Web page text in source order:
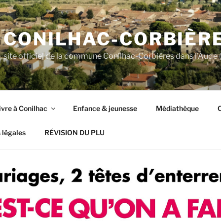
CONILHAC-
site officiel de la commune Conilhac-Corbières dans l'Aude
à Conilhac Enfance & jeunesse Médiathèque
légales RÉVISION DU PLU